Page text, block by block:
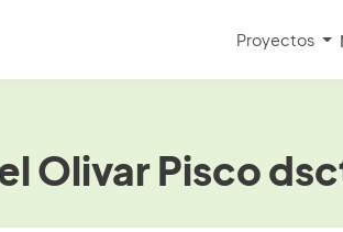
Proyectos
Olivar Pisco